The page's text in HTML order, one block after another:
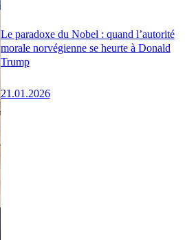
Le paradoxe du Nobel : quand l’autorité
morale norvégienne se heurte à Donald
Trump
21.01.2026